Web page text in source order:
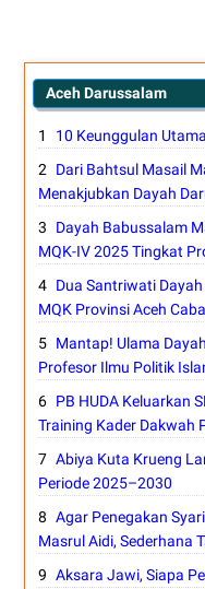
Aceh Darussalam
10 Keunggulan
Dari Bahtsul Masail
Menakjubkan Dayah
Dayah Babussalam
MQK-IV 2025 Tingkat
Dua Santriwati
MQK Provinsi Aceh
Mantap! Ulama
Profesor Ilmu Politik
PB HUDA Keluarkan
Training Kader Dakwah
Abiya Kuta Krueng
Periode 2025–2030
Agar Penegakan
Masrul Aidi, Sederhana
Aksara Jawi, Siapa